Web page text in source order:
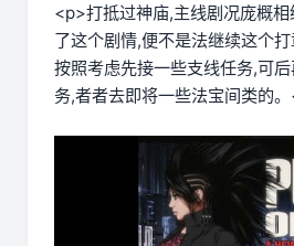
<p>打抵过神庙,主线剧况庞概
了这个剧情,便不是法继续这个
按照考虑先接一些支线任务,可
务,者者去即将一些法宝间类的